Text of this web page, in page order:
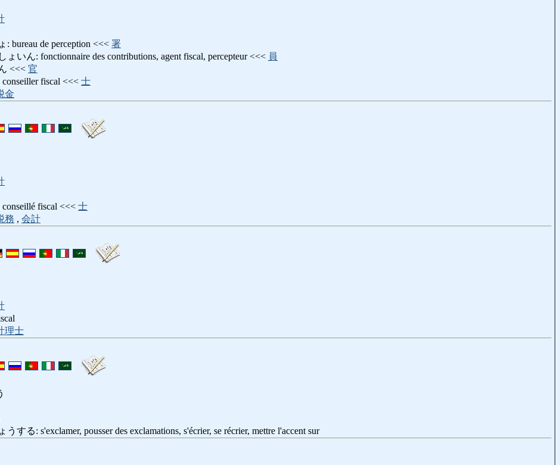
bureau de perception <<< 署
いん: fonctionnaire des contributions, agent fiscal, percepteur <<< 員
<<< 官
fiscal <<< 士
金
fiscal <<< 士
務 , 会計
理士
する: s'exclamer, pousser des exclamations, s'écrier, se récrier, mettre l'accent sur